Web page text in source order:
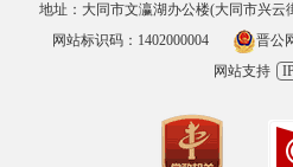
地址：大同市文瀛湖办公楼(大同市兴云
网站标识码：1402000004
晋公
网站支持